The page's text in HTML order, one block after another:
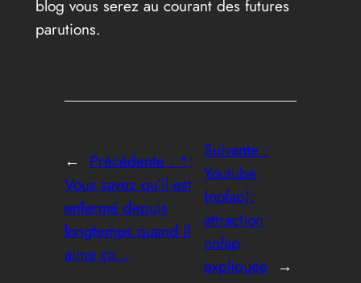
blog vous serez au courant des futures
parutions.
← Précédente : *;
Vous savez qu’il est
enfermé depuis
longtemps quand il
aime ça…
Suivante :
Youtube
(nofap):
attraction
nofap
expliquée →